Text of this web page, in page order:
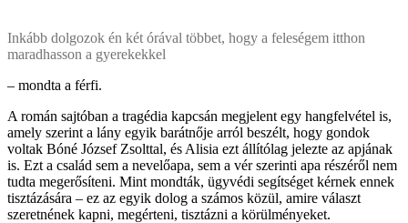
Inkább dolgozok én két órával többet, hogy a feleségem itthon
maradhasson a gyerekekkel
– mondta a férfi.
A román sajtóban a tragédia kapcsán megjelent egy hangfelvétel is,
amely szerint a lány egyik barátnője arról beszélt, hogy gondok
voltak Bóné József Zsolttal, és Alisia ezt állítólag jelezte az apjának
is. Ezt a család sem a nevelőapa, sem a vér szerinti apa részéről nem
tudta megerősíteni. Mint mondták, ügyvédi segítséget kérnek ennek
tisztázására – ez az egyik dolog a számos közül, amire választ
szeretnének kapni, megérteni, tisztázni a körülményeket.